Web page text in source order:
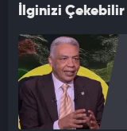
İlginizi Çekebilir